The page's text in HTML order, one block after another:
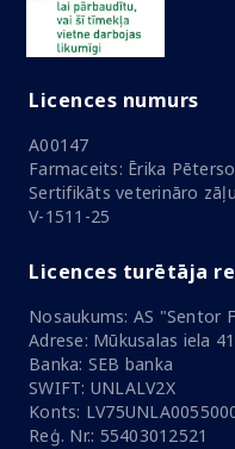
Licences numurs
A00147
Farmaceits: Ērika
Sertifikāts veterināro
V-1511-25
Licences turētāja
Nosaukums: AS "Sentor
Adrese: Mūkusalas iela
Banka: SEB banka
SWIFT: UNLALV2X
Konts:
Reģ. Nr.: 55403012521